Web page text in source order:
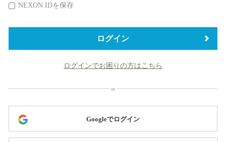
替
NEXON IDを保存
ログイン
ログインでお困りの方はこちら
Googleでログイン